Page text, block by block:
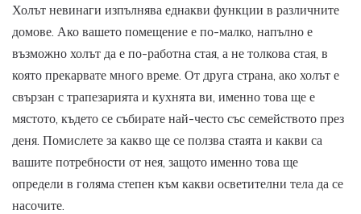
Холът невинаги изпълнява еднакви функции в различните
домове. Ако вашето помещение е по-малко, напълно е
възможно холът да е по-работна стая, а не толкова стая, в
която прекарвате много време. От друга страна, ако холът е
свързан с трапезарията и кухнята ви, именно това ще е
мястото, където се събирате най-често със семейството през
деня. Помислете за какво ще се ползва стаята и какви са
вашите потребности от нея, защото именно това ще
определи в голяма степен към какви осветителни тела да се
насочите.